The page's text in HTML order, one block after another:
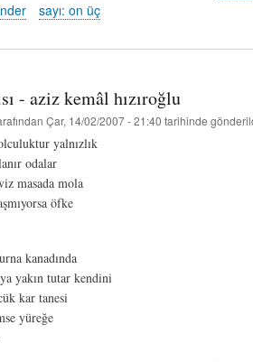
sayı: on üç
- aziz kemâl hızıroğlu
Çar, 14/02/2007 - 21:40 tarihinde
yalnızlık
odalar
masada mola
öfke
kanadında
yakın tutar kendini
kar tanesi
yüreğe